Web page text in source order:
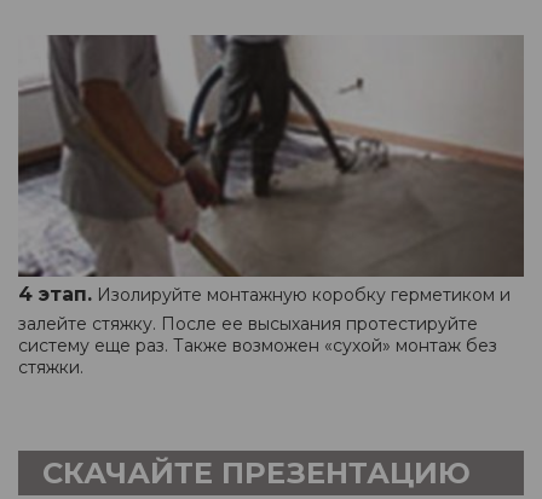
4 этап. Изолируйте монтажную коробку герметиком и
залейте стяжку. После ее высыхания протестируйте
систему еще раз. Также возможен «сухой» монтаж без
стяжки.
СКАЧАЙТЕ ПРЕЗЕНТАЦИЮ